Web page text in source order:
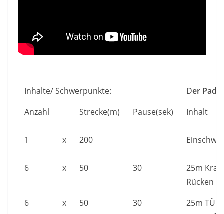
Inhalte/ Schwerpunkte: Der
Anzahl
Strecke(m) Pause(sek) Inhalt
1 x 200
6 x 50 30
25m
Rücken
6
x 50 30
25m TÜ